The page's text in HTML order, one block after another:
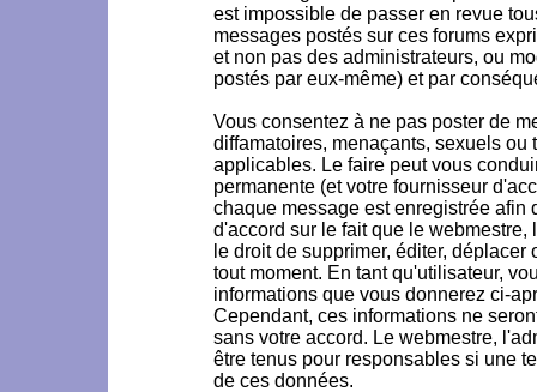
est impossible de passer en revue
messages postés sur ces forums
et non pas des administrateurs, ou
postés par eux-même) et par
Vous consentez à ne pas poster de
diffamatoires, menaçants, sexuels
applicables. Le faire peut vous
permanente (et votre fournisseur
chaque message est enregistrée afin
d'accord sur le fait que le
le droit de supprimer, éditer,
tout moment. En tant qu'utilisateur,
informations que vous donnerez ci-
Cependant, ces informations ne
sans votre accord. Le webmestre,
être tenus pour responsables si une
de ces données.